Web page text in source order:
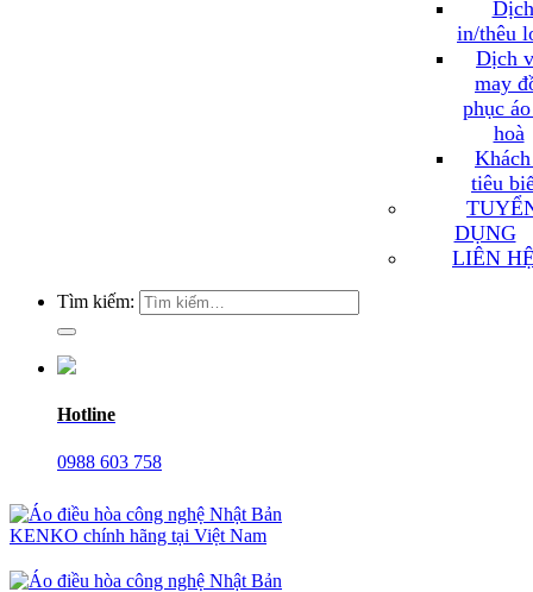
in/thêu
Dịch
may
phục
hoà
tiêu
DỤNG
LIÊN
Tìm kiếm:
Hotline
0988 603 758